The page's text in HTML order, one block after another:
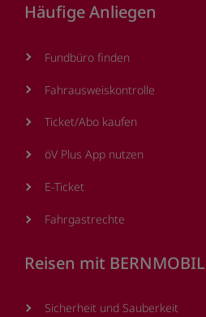
Häufige Anliegen
Fundbüro finden
Fahrausweiskontrolle
Ticket/Abo kaufen
öV Plus App nutzen
E-Ticket
Fahrgastrechte
Reisen mit BERNMOBIL
Sicherheit und Sauberkeit